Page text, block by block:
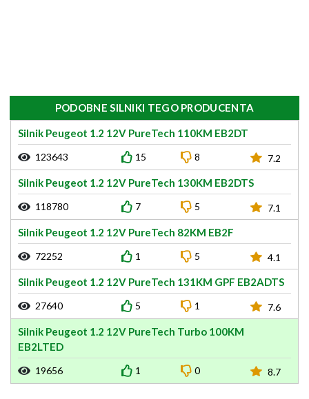
PODOBNE SILNIKI TEGO PRODUCENTA
Silnik Peugeot 1.2 12V PureTech 110KM EB2DT
123643 15 8 7.2
Silnik Peugeot 1.2 12V PureTech 130KM EB2DTS
118780 7 5 7.1
Silnik Peugeot 1.2 12V PureTech 82KM EB2F
72252 1 5 4.1
Silnik Peugeot 1.2 12V PureTech 131KM GPF EB2ADTS
27640 5 1 7.6
Silnik Peugeot 1.2 12V PureTech Turbo 100KM
EB2LTED
19656 1 0 8.7